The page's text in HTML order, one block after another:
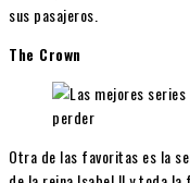
sus pasajeros.
The Crown
Otra de las favoritas es la